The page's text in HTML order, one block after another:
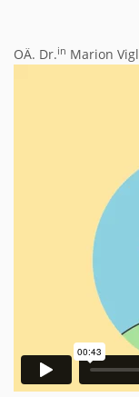
OÄ. Dr.in Marion Vigl